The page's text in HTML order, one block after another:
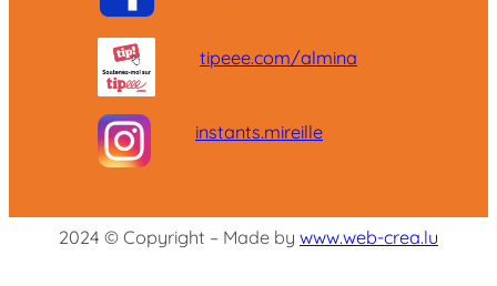
tipeee.com/almina
instants.mireille
2024 © Copyright – Made by www.web-crea.lu